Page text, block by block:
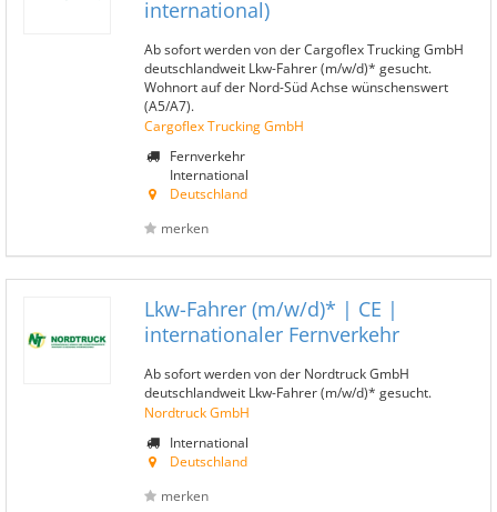
international)
Ab sofort werden von der Cargoflex Trucking GmbH
deutschlandweit Lkw-Fahrer (m/w/d)* gesucht.
Wohnort auf der Nord-Süd Achse wünschenswert
(A5/A7).
Cargoflex Trucking GmbH
Fernverkehr
International
Deutschland
merken
Lkw-Fahrer (m/w/d)* | CE |
internationaler Fernverkehr
Ab sofort werden von der Nordtruck GmbH
deutschlandweit Lkw-Fahrer (m/w/d)* gesucht.
Nordtruck GmbH
International
Deutschland
merken